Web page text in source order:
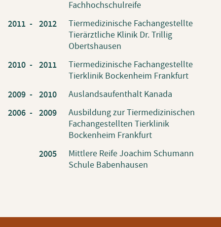
Fachhochschulreife
2011 - 2012
Tiermedizinische Fachangestellte
Tierärztliche Klinik Dr. Trillig
Obertshausen
2010 - 2011
Tiermedizinische Fachangestellte
Tierklinik Bockenheim Frankfurt
2009 - 2010 Auslandsaufenthalt Kanada
2006 - 2009
Ausbildung zur Tiermedizinischen
Fachangestellten Tierklinik
Bockenheim Frankfurt
2005
Mittlere Reife Joachim Schumann
Schule Babenhausen